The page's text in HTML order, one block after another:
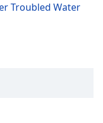
Troubled Water